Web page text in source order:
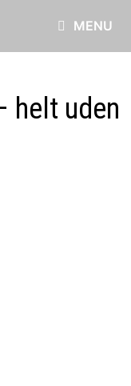
MENU
helt uden